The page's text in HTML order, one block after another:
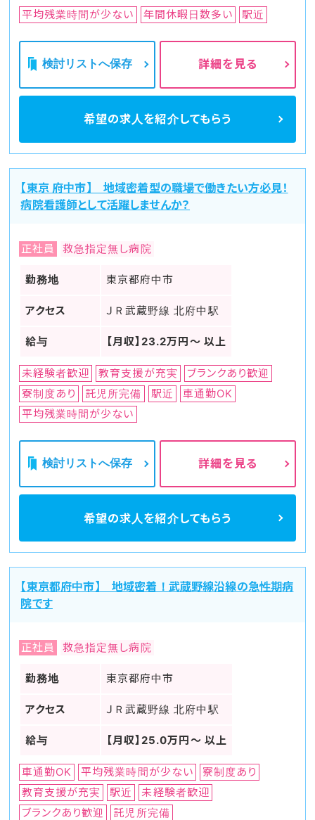
平均残業時間が少ない 年間休暇日数多い 駅近
検討リストへ保存 詳細を見る
希望の求人を紹介してもらう
【東京 府中市】 地域密着型の職場で働きたい方必見！
病院看護師として活躍しませんか？
正社員 救急指定無し病院
勤務地 東京都府中市
アクセス ＪＲ武蔵野線 北府中駅
給与 【月収】23.2万円～ 以上
未経験者歓迎 教育支援が充実
ブランクあり歓迎
寮制度あり
託児所完備 駅近
車通勤OK
平均残業時間が少ない
検討リストへ保存 詳細を見る
希望の求人を紹介してもらう
【東京都府中市】 地域密着！武蔵野線沿線の急性期病
院です
正社員 救急指定無し病院
勤務地 東京都府中市
アクセス ＪＲ武蔵野線 北府中駅
給与 【月収】25.0万円～ 以上
車通勤OK 平均残業時間が少ない
寮制度あり
教育支援が充実
駅近
未経験者歓迎
ブランクあり歓迎
託児所完備